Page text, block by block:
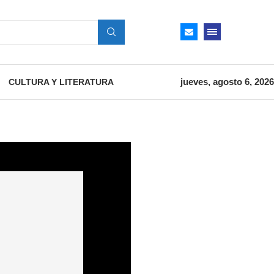
CULTURA Y LITERATURA jueves, agosto 6, 2026